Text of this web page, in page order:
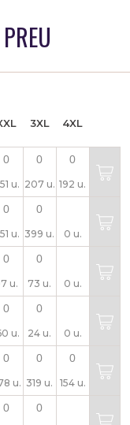
3XL 4XL
u. 207 u. 192 u.
u. 399 u. 0 u.
u. 73 u. 0 u.
u. 24 u. 0 u.
u. 319 u. 154 u.